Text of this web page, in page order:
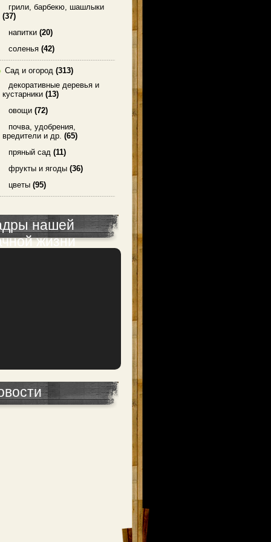
грили, барбекю, шашлыки
(37)
напитки (20)
соленья (42)
Сад и огород (313)
декоративные деревья и
кустарники (13)
овощи (72)
почва, удобрения,
вредители и др. (65)
пряный сад (11)
фрукты и ягоды (36)
цветы (95)
нашей
жизни